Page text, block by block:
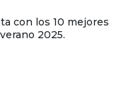
con los 10 mejores
2025.